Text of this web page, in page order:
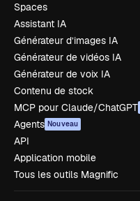
Spaces
Assistant IA
Générateur d’images IA
Générateur de vidéos IA
Générateur de voix IA
Contenu de stock
MCP pour Claude/ChatGPT
Agents Nouveau
API
Application mobile
Tous les outils Magnific